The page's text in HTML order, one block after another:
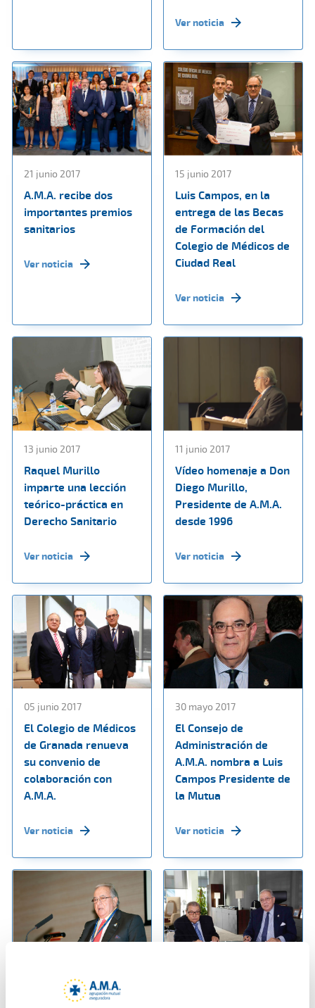
Ver noticia
21 junio 2017
A.M.A. recibe dos
importantes premios
sanitarios
Ver noticia
15 junio 2017
Luis Campos, en la
entrega de las Becas
de Formación del
Colegio de Médicos de
Ciudad Real
Ver noticia
13 junio 2017
Raquel Murillo
imparte una lección
teórico-práctica en
Derecho Sanitario
Ver noticia
11 junio 2017
Vídeo homenaje a Don
Diego Murillo,
Presidente de A.M.A.
desde 1996
Ver noticia
05 junio 2017
El Colegio de Médicos
de Granada renueva
su convenio de
colaboración con
A.M.A.
Ver noticia
30 mayo 2017
El Consejo de
Administración de
A.M.A. nombra a Luis
Campos Presidente de
la Mutua
Ver noticia
25 mayo 2017
A.M.A. obtiene en